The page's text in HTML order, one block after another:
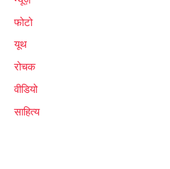
फोटो
यूथ
रोचक
वीडियो
साहित्य